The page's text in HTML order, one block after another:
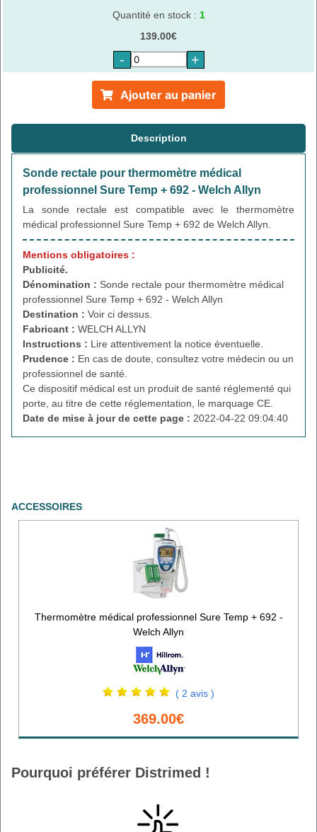
Quantité en stock : 1
139.00€
- +
Ajouter au panier
Description
Sonde rectale pour thermomètre médical
professionnel Sure Temp + 692 - Welch Allyn
La sonde rectale est compatible avec le thermomètre
médical professionnel Sure Temp + 692 de Welch Allyn.
Mentions obligatoires :
Publicité.
Dénomination : Sonde rectale pour thermomètre médical
professionnel Sure Temp + 692 - Welch Allyn
Destination : Voir ci dessus.
Fabricant : WELCH ALLYN
Instructions : Lire attentivement la notice éventuelle.
Prudence : En cas de doute, consultez votre médecin ou un
professionnel de santé.
Ce dispositif médical est un produit de santé réglementé qui
porte, au titre de cette réglementation, le marquage CE.
Date de mise à jour de cette page : 2022-04-22 09:04:40
ACCESSOIRES
Thermomètre médical professionnel Sure Temp + 692 -
Welch Allyn
( 2 avis )
369.00€
Pourquoi préférer Distrimed !